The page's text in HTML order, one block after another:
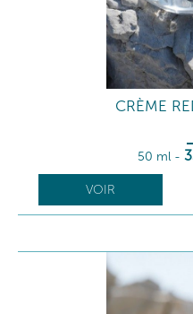
CRÈME
50 ml -
VOIR